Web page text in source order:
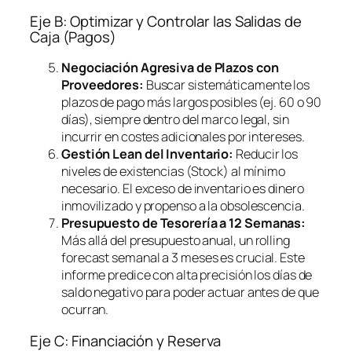
Eje B: Optimizar y Controlar las Salidas de
Caja (Pagos)
Negociación Agresiva de Plazos con
Proveedores: Buscar sistemáticamente los
plazos de pago más largos posibles (ej. 60 o 90
días), siempre dentro del marco legal, sin
incurrir en costes adicionales por intereses.
Gestión Lean del Inventario: Reducir los
niveles de existencias (Stock) al mínimo
necesario. El exceso de inventario es dinero
inmovilizado y propenso a la obsolescencia.
Presupuesto de Tesorería a 12 Semanas:
Más allá del presupuesto anual, unrolling
forecastsemanal a 3 meses es crucial. Este
informe predice con alta precisión los días de
saldo negativo para poder actuar antes de que
ocurran.
Eje C: Financiación y Reserva